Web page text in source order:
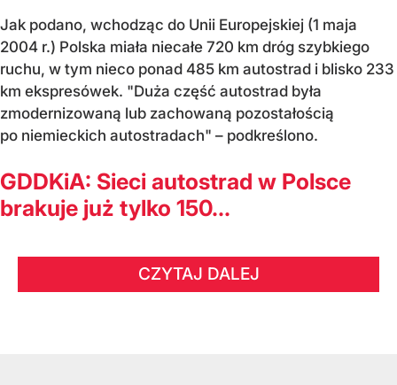
Jak podano, wchodząc do Unii Europejskiej (1 maja
2004 r.) Polska miała niecałe 720 km dróg szybkiego
ruchu, w tym nieco ponad 485 km autostrad i blisko 233
km ekspresówek. "Duża część autostrad była
zmodernizowaną lub zachowaną pozostałością
po niemieckich autostradach" – podkreślono.
GDDKiA: Sieci autostrad w Polsce
brakuje już tylko 150...
CZYTAJ DALEJ